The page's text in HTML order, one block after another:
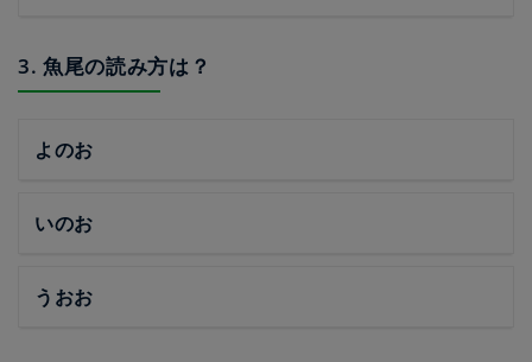
3. 魚尾の読み方は？
よのお
いのお
うおお